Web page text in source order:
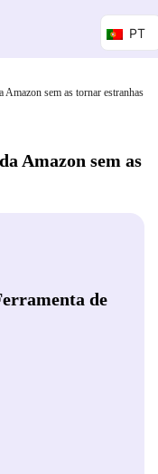
PT
Amazon sem as tornar estranhas
Amazon sem as
de